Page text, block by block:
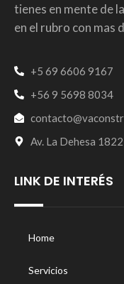
tienes en mente de
en el rubro con mas
+5 69 6606 9167
+56 9 5698 8034
Av. La Dehesa
LINK DE INTERÉS
Home
Servicios